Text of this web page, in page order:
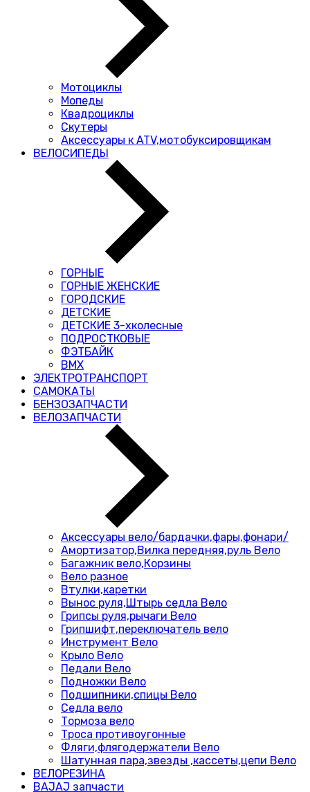
Мотоциклы
Мопеды
Квадроциклы
Скутеры
Аксессуары к ATV,мотобуксировщикам
ВЕЛОСИПЕДЫ
ГОРНЫЕ
ГОРНЫЕ ЖЕНСКИЕ
ГОРОДСКИЕ
ДЕТСКИЕ
ДЕТСКИЕ 3-хколесные
ПОДРОСТКОВЫЕ
ФЭТБАЙК
BMX
ЭЛЕКТРОТРАНСПОРТ
САМОКАТЫ
БЕНЗОЗАПЧАСТИ
ВЕЛОЗАПЧАСТИ
Аксессуары вело/бардачки,фары,фонари/
Амортизатор,Вилка передняя,руль Вело
Багажник вело,Корзины
Вело разное
Втулки,каретки
Вынос руля,Штырь седла Вело
Грипсы руля,рычаги Вело
Грипшифт,переключатель вело
Инструмент Вело
Крыло Вело
Педали Вело
Подножки Вело
Подшипники,спицы Вело
Седла вело
Тормоза вело
Троса противоугонные
Фляги,флягодержатели Вело
Шатунная пара,звезды ,кассеты,цепи Вело
ВЕЛОРЕЗИНА
BAJAJ запчасти